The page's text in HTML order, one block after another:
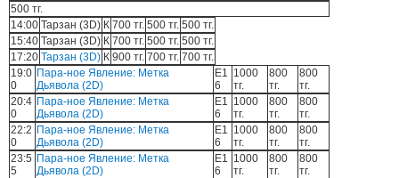
500 тг.
14:00 Тарзан (3D) К 700 тг. 500 тг. 500 тг.
15:40 Тарзан (3D) К 700 тг. 500 тг. 500 тг.
17:20 Тарзан (3D) К 900 тг. 700 тг. 700 тг.
19:0
0
Пара-ное Явление: Метка
Дьявола (2D)
E1
6
1000
тг.
800
тг.
800
тг.
20:4
0
Пара-ное Явление: Метка
Дьявола (2D)
E1
6
1000
тг.
800
тг.
800
тг.
22:2
0
Пара-ное Явление: Метка
Дьявола (2D)
E1
6
1000
тг.
800
тг.
800
тг.
23:5
5
Пара-ное Явление: Метка
Дьявола (2D)
E1
6
1000
тг.
800
тг.
800
тг.